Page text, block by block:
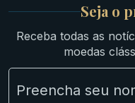
NGC e
Seja o
Receba todas as
moedas